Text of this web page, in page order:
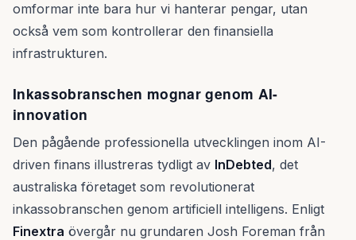
omformar inte bara hur vi hanterar pengar, utan
också vem som kontrollerar den finansiella
infrastrukturen.
Inkassobranschen mognar genom AI-
innovation
Den pågående professionella utvecklingen inom AI-
driven finans illustreras tydligt av InDebted, det
australiska företaget som revolutionerat
inkassobranschen genom artificiell intelligens. Enligt
Finextra övergår nu grundaren Josh Foreman från